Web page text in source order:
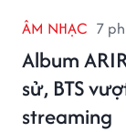
ÂM NHẠC 7
Album
sử, BTS
streaming